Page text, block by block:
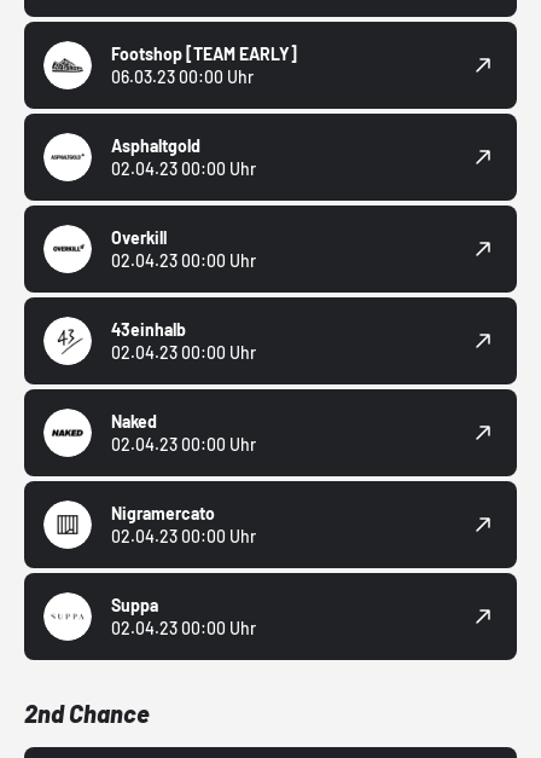
Footshop [TEAM EARLY]
06.03.23 00:00 Uhr
Asphaltgold
02.04.23 00:00 Uhr
Overkill
02.04.23 00:00 Uhr
43einhalb
02.04.23 00:00 Uhr
Naked
02.04.23 00:00 Uhr
Nigramercato
02.04.23 00:00 Uhr
Suppa
02.04.23 00:00 Uhr
2nd Chance